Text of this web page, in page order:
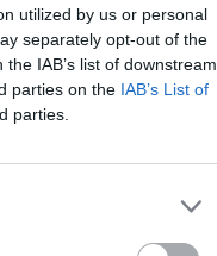
utilized by us or personal
separately opt-out of the
IAB’s list of downstream
parties on the IAB’s List of
parties.